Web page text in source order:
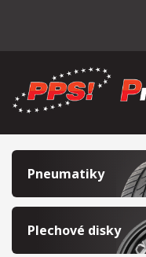
Pneumatiky
Plechové disky